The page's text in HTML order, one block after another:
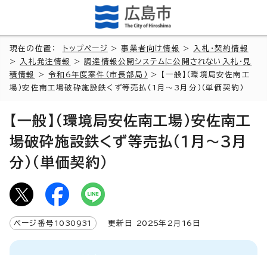
現在の位置： トップページ >事業者向け情報 >
入札・契約情報
>
入札発注情報 >調達情報公開システムに公開されない入札・見
積情報
>令和6年度案件（市長部局）
> 【一般】（環境局安佐南工
場）安佐南工場破砕施設鉄くず等売払（1月～3月分）（単価契約）
【一般】（環境局安佐南工場）安佐南工
場破砕施設鉄くず等売払（1月～3月
分）（単価契約）
ページ番号 1030931 更新日 2025年2月 16 日